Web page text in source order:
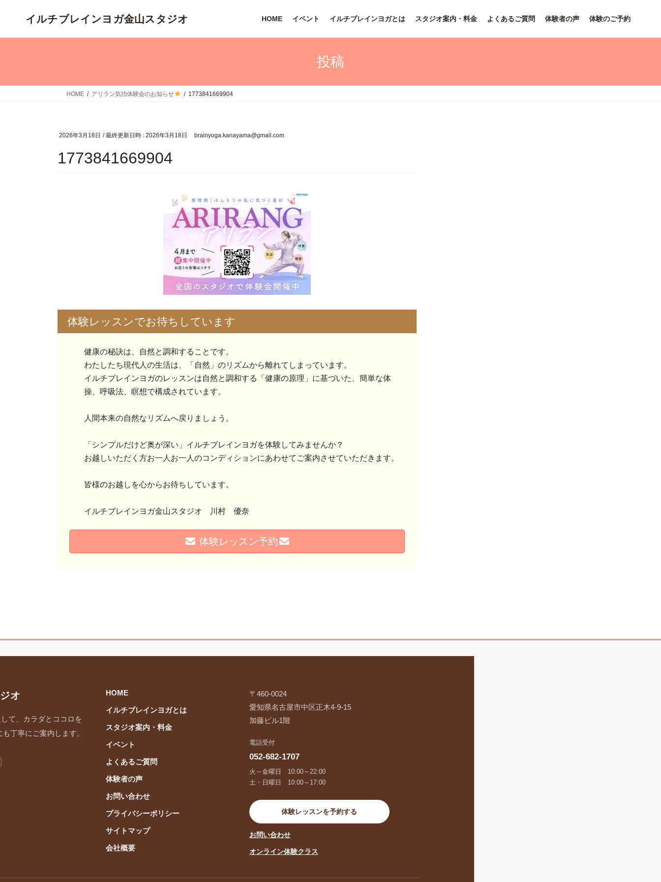
ン
キ
ー
に
HOME イベント イルチブレインヨガとは スタジオ案内・料金 よくあるご質問 体験者の声 体験のご予約
投稿
HOME アリラン気功体験会のお知らせ 1773841669904
2026年3月18日 / 最終更新日時 : 2026年3月18日 brainyoga.kanayama@gmail.com
1773841669904
体験レッスンでお待ちしています
健康の秘訣は、自然と調和することです。
わたしたち現代人の生活は、「自然」のリズムから離れてしまっています。
イルチブレインヨガのレッスンは自然と調和する「健康の原理」に基づいた、簡単な体
操、呼吸法、瞑想で構成されています。
人間本来の自然なリズムへ戻りましょう。
「シンプルだけど奥が深い」イルチブレインヨガを体験してみませんか？
お越しいただく方お一人お一人のコンディションにあわせてご案内させていただきます。
皆様のお越しを心からお待ちしています。
イルチブレインヨガ金山スタジオ 川村 優奈
体験レッスン予約
オ
て、カラダとココロを
丁寧にご案内します。
HOME
イルチブレインヨガとは
スタジオ案内・料金
イベント
よくあるご質問
体験者の声
お問い合わせ
プライバシーポリシー
サイトマップ
会社概要
〒460-0024
愛知県名古屋市中区正木4-9-15
加藤ビル1階
電話受付
052-682-1707
火～金曜日 10:00～22:00
土・日曜日 10:00～17:00
体験レッスンを予約する
お問い合わせ
オンライン体験クラス